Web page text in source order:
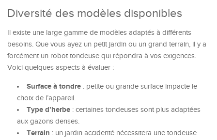
Diversité des modèles disponibles
Il existe une large gamme de modèles adaptés à différents
besoins. Que vous ayez un petit jardin ou un grand terrain, il y a
forcément un robot tondeuse qui répondra à vos exigences.
Voici quelques aspects à évaluer :
Surface à tondre : petite ou grande surface impacte le
choix de l’appareil.
Type d’herbe : certaines tondeuses sont plus adaptées
aux gazons denses.
Terrain : un jardin accidenté nécessitera une tondeuse